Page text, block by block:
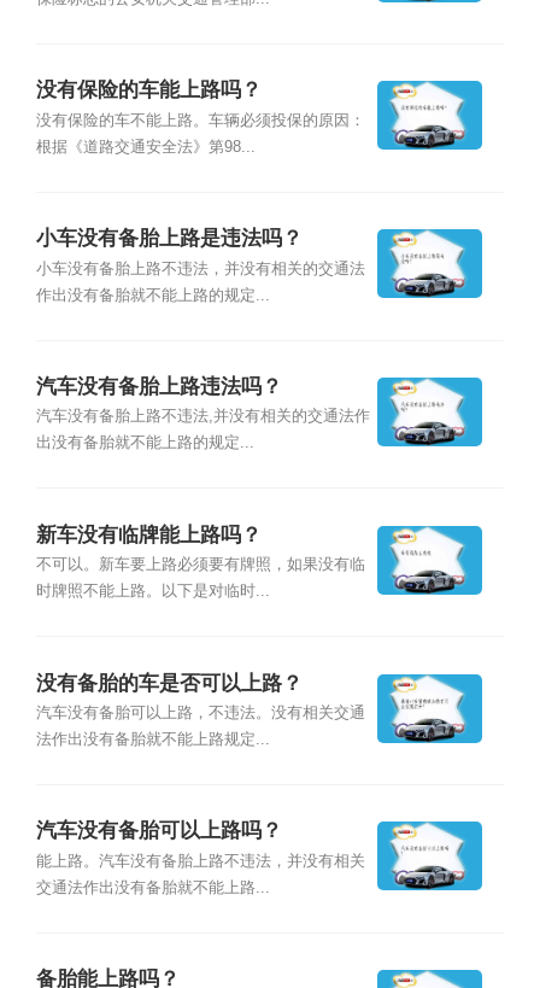
没有保险的车能上路吗？
没有保险的车不能上路。车辆必须投保的原因：
根据《道路交通安全法》第98...
小车没有备胎上路是违法吗？
小车没有备胎上路不违法，并没有相关的交通法
作出没有备胎就不能上路的规定...
汽车没有备胎上路违法吗？
汽车没有备胎上路不违法,并没有相关的交通法作
出没有备胎就不能上路的规定...
新车没有临牌能上路吗？
不可以。新车要上路必须要有牌照，如果没有临
时牌照不能上路。以下是对临时...
没有备胎的车是否可以上路？
汽车没有备胎可以上路，不违法。没有相关交通
法作出没有备胎就不能上路规定...
汽车没有备胎可以上路吗？
能上路。汽车没有备胎上路不违法，并没有相关
交通法作出没有备胎就不能上路...
备胎能上路吗？